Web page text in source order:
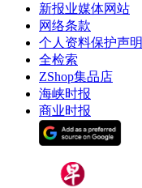
新报业媒体网站
网络条款
个人资料保护声明
全检索
ZShop集品店
海峡时报
商业时报